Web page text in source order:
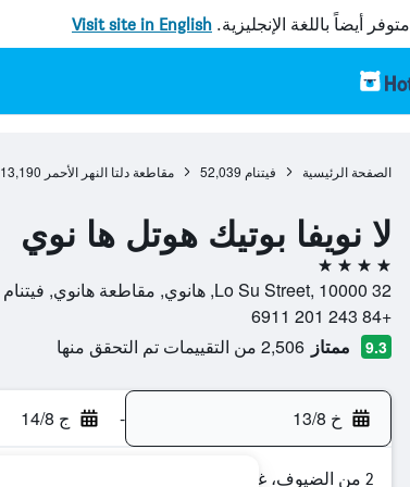
متوفر أيضاً باللغة الإنجليزية. Visit site in English
الصفحة الرئيسية فيتنام 52,039 مقاطعة دلتا النهر الأحمر 13,190
لا نويفا بوتيك هوتل ها نوي
4 نجوم
32 Lo Su Street, 10000, هانوي, مقاطعة هانوي, فيتنام
+84 243 201 6911
9.3 ممتاز 2,506 من التقييمات تم التحقق منها
خ 13/8 - ج 14/8
2 من الضيوف، غرفة واحدة